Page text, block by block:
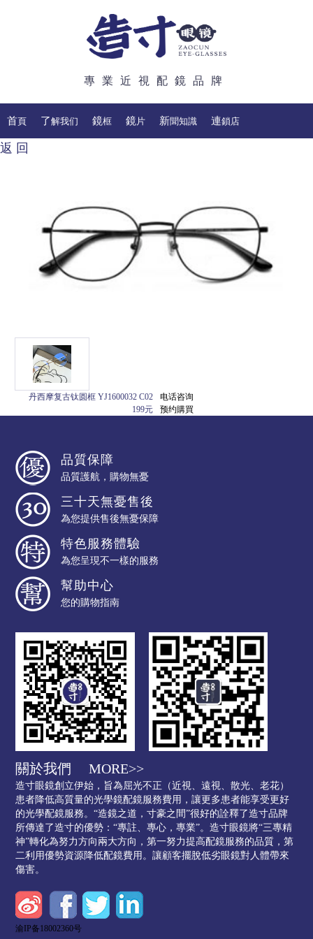
專業近視配鏡品牌
首頁 了解我们 鏡框 鏡片 新聞知識 連鎖店
返 回
丹西摩复古钛圆框 YJ1600032 C02
199元
电话咨询
预约購買
品質保障
品質護航，購物無憂
三十天無憂售後
為您提供售後無憂保障
特色服務體驗
為您呈現不一樣的服務
幫助中心
您的購物指南
關於我們 MORE>>
造寸眼鏡創立伊始，旨為屈光不正（近視、遠視、散光、老花）
患者降低高質量的光學鏡配鏡服務費用，讓更多患者能享受更好
的光學配鏡服務。“造鏡之道，寸豪之間”很好的詮釋了造寸品牌
所傳達了造寸的優勢：“專註、專心，專業”。造寸眼鏡將“三專精
神”轉化為努力方向兩大方向，第一努力提高配鏡服務的品質，第
二利用優勢資源降低配鏡費用。讓顧客擺脫低劣眼鏡對人體帶來
傷害。
渝IP备18002360号